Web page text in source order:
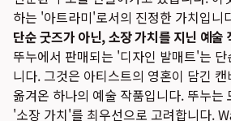
하는 '아트라미'로서의 진정한 가치입니
단순 굿즈가 아닌, 소장 가치를 지닌 예술
뚜누에서 판매되는 '디자인 발매트'는
니다. 그것은 아티스트의 영혼이 담긴
옮겨온 하나의 예술 작품입니다. 뚜누는
'소장 가치'를 최우선으로 고려합니다.